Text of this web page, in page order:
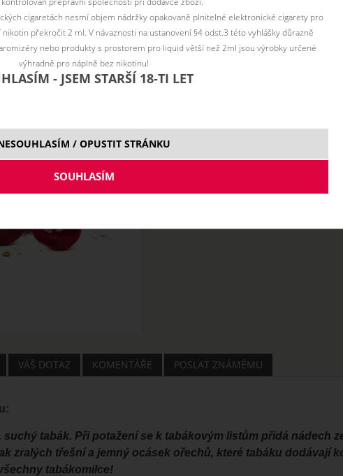
VÁŠ DOTAZ KOMENTÁŘE POSLAT ZNÁMÉMU
suchý tabák. Při potažení se k tabákovým listům přidá nádech
zralých třešní a jemný ocásek ořechů, které tabáku dodávají
tabákomilce!
cigaretách nesmí objem nádržky opakovaně plnitelné elektronické cigarety pro
překročit 2 ml. V návaznosti na ustanovení §4 odst.3 této vyhlášky důrazně
nebo produkty s prostorem pro liquid větší než 2ml jsou výrobky určené
výhradně pro náplně bez nikotinu!
- JSEM STARŠÍ 18-TI LET
/ OPUSTIT STRÁNKU